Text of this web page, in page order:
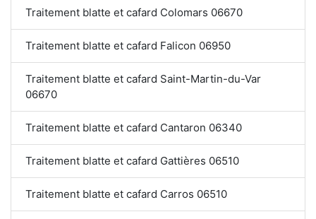
Traitement blatte et cafard Colomars 06670
Traitement blatte et cafard Falicon 06950
Traitement blatte et cafard Saint-Martin-du-Var
06670
Traitement blatte et cafard Cantaron 06340
Traitement blatte et cafard Gattières 06510
Traitement blatte et cafard Carros 06510